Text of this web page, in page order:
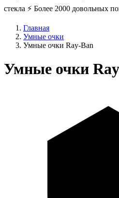
стекла ⚡ Более 2000 довольных
Главная
Умные очки
Умные очки Ray-Ban
Умные очки